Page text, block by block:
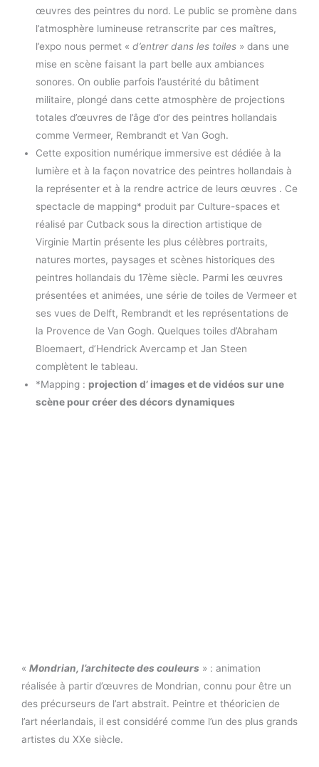
œuvres des peintres du nord. Le public se promène dans
l’atmosphère lumineuse retranscrite par ces maîtres,
l’expo nous permet « d’entrer dans les toiles » dans une
mise en scène faisant la part belle aux ambiances
sonores. On oublie parfois l’austérité du bâtiment
militaire, plongé dans cette atmosphère de projections
totales d’œuvres de l’âge d’or des peintres hollandais
comme Vermeer, Rembrandt et Van Gogh.
Cette exposition numérique immersive est dédiée à la
lumière et à la façon novatrice des peintres hollandais à
la représenter et à la rendre actrice de leurs œuvres . Ce
spectacle de mapping* produit par Culture-spaces et
réalisé par Cutback sous la direction artistique de
Virginie Martin présente les plus célèbres portraits,
natures mortes, paysages et scènes historiques des
peintres hollandais du 17ème siècle. Parmi les œuvres
présentées et animées, une série de toiles de Vermeer et
ses vues de Delft, Rembrandt et les représentations de
la Provence de Van Gogh. Quelques toiles d’Abraham
Bloemaert, d’Hendrick Avercamp et Jan Steen
complètent le tableau.
*Mapping : projection d’ images et de vidéos sur une
scène pour créer des décors dynamiques
« Mondrian, l’architecte des couleurs » : animation
réalisée à partir d’œuvres de Mondrian, connu pour être un
des précurseurs de l’art abstrait. Peintre et théoricien de
l’art néerlandais, il est considéré comme l’un des plus grands
artistes du XXe siècle.